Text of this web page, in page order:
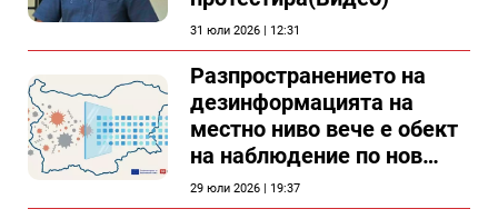
31 юли 2026 | 12:31
Разпространението на
дезинформацията на
местно ниво вече е обект
на наблюдение по нов
проект
29 юли 2026 | 19:37